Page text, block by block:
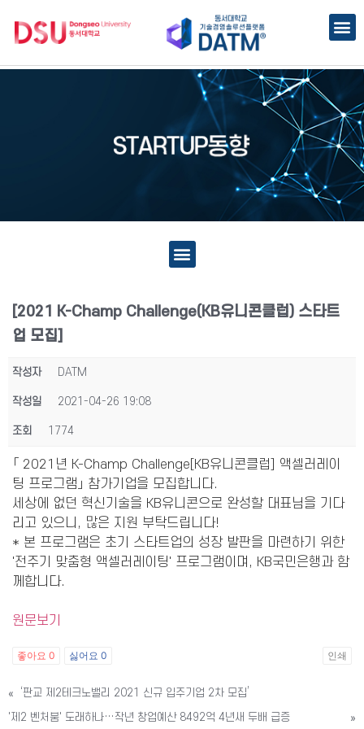
[2021 K-Champ Challenge(KB유니콘클럽) 스타트
업 모집]
작성자 DATM
작성일 2021-04-26 19:08
조회 1774
「 2021년 K-Champ Challenge[KB유니콘클럽] 액셀러레이
팅 프로그램」 참가기업을 모집합니다.
세상에 없던 혁신기술을 KB유니콘으로 완성할 대표님을 기다
리고 있으니, 많은 지원 부탁드립니다!
* 본 프로그램은 초기 스타트업의 성장 발판을 마련하기 위한
'전주기 맞춤형 액셀러레이팅' 프로그램이며, KB국민은행과 함
께합니다.
원문보기
좋아요 0 싫어요 0 인쇄
«
‘판교 제2테크노밸리 2021 신규 입주기업 2차 모집’
'제2 벤처붐' 도래하나…작년 창업예산 8492억 4년새 두배 급증
»